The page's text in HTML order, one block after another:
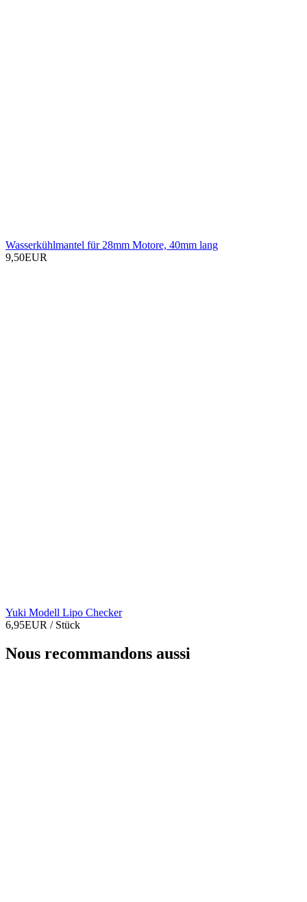
Wasserkühlmantel für 28mm Motore, 40mm lang
9,50EUR
Yuki Modell Lipo Checker
6,95EUR / Stück
Nous recommandons aussi